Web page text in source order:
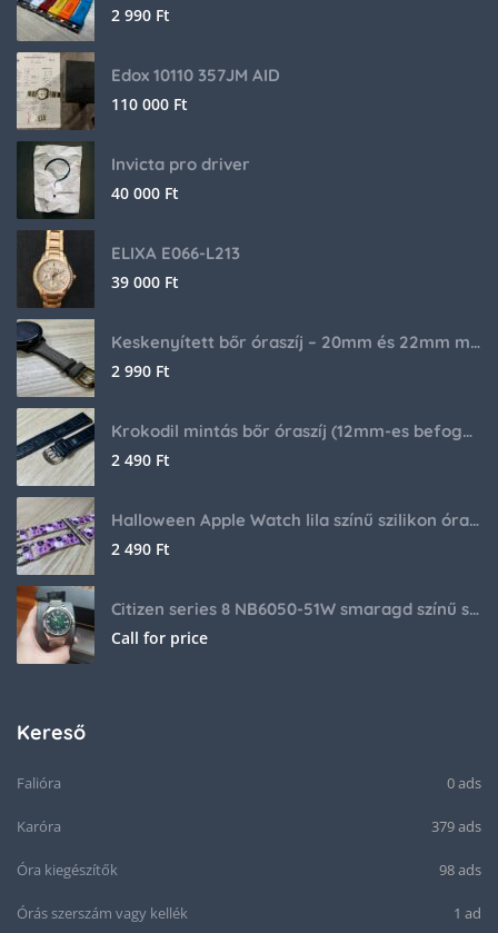
2 990 Ft
Edox 10110 357JM AID
110 000 Ft
Invicta pro driver
40 000 Ft
ELIXA E066-L213
39 000 Ft
Keskenyített bőr óraszíj – 20mm és 22mm méretben
2 990 Ft
Krokodil mintás bőr óraszíj (12mm-es befogóval rendelkező órához)
2 490 Ft
Halloween Apple Watch lila színű szilikon óraszíj
2 490 Ft
Citizen series 8 NB6050-51W smaragd színű számlappal
Call for price
Kereső
Falióra 0 ads
Karóra 379 ads
Óra kiegészítők 98 ads
Órás szerszám vagy kellék 1 ad